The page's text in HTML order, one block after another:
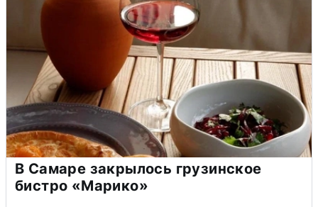
В Самаре закрылось грузинское
бистро «Марико»